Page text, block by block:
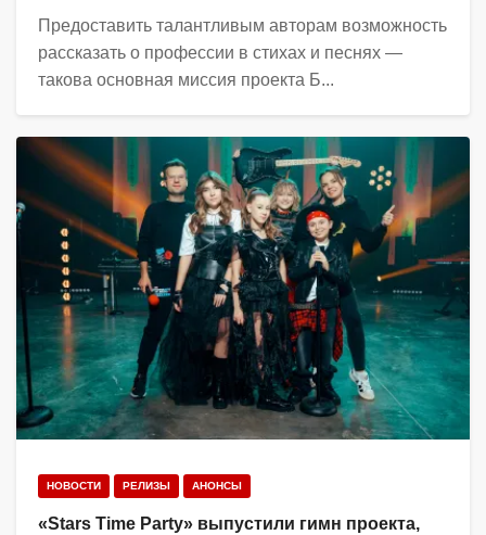
Предоставить талантливым авторам возможность
рассказать о профессии в стихах и песнях —
такова основная миссия проекта Б...
НОВОСТИ РЕЛИЗЫ АНОНСЫ
«Stars Time Party» выпустили гимн проекта,